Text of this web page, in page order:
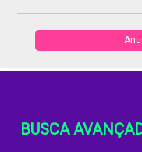
BUSCA